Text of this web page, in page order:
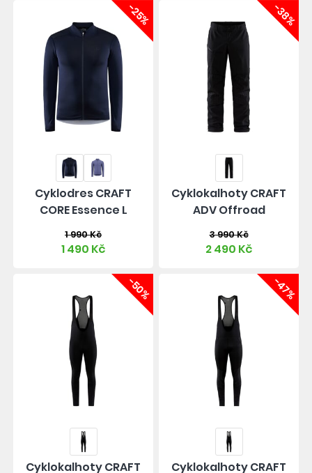
-25%
Cyklodres CRAFT
CORE Essence L
1 990 Kč
1 490 Kč
-38%
Cyklokalhoty CRAFT
ADV Offroad
3 990 Kč
2 490 Kč
-50%
Cyklokalhoty CRAFT
-47%
Cyklokalhoty CRAFT